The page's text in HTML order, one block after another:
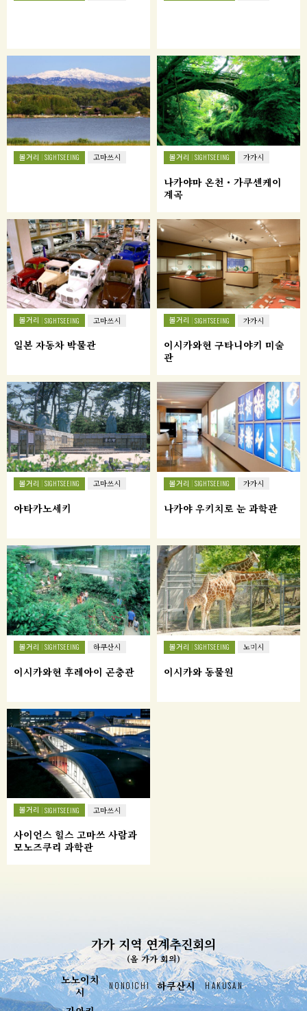
볼거리 SIGHTSEEING 고마쓰시 볼거리 SIGHTSEEING 가가시
나카야마 온천・가쿠센케이
계곡
볼거리 SIGHTSEEING 고마쓰시
일본 자동차 박물관
볼거리 SIGHTSEEING 가가시
이시카와현 구타니야키 미술
관
볼거리 SIGHTSEEING 고마쓰시
아타카노세키
볼거리 SIGHTSEEING 가가시
나카야 우키치로 눈 과학관
볼거리 SIGHTSEEING 하쿠산시
이시카와현 후레아이 곤충관
볼거리 SIGHTSEEING 노미시
이시카와 동물원
볼거리 SIGHTSEEING 고마쓰시
사이언스 힐스 고마쓰 사람과
모노즈쿠리 과학관
가가 지역 연계추진회의
(올 가가 회의)
노노이치
시
NONOICHI 하쿠산시 HAKUSAN